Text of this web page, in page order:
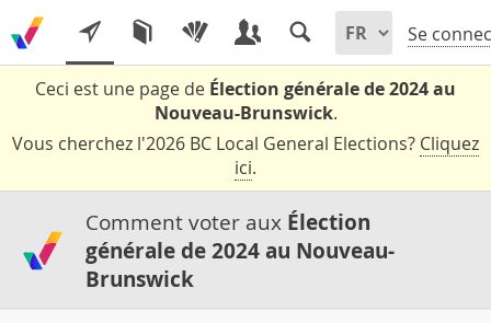
Se
Ceci est une page de Élection générale de 2024 au
Nouveau-Brunswick.
Vous cherchez l'2026 BC Local General Elections? Cliquez
ici.
Comment voter aux Élection
générale de 2024 au Nouveau-
Brunswick